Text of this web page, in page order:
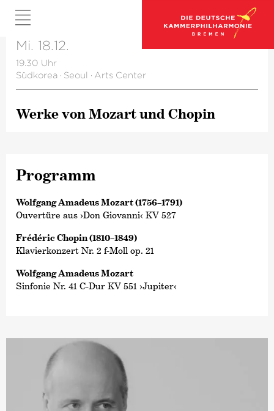
Mi. 18.12.
19.30 Uhr
Südkorea · Seoul · Arts Center
Werke von Mozart und Chopin
Programm
Wolfgang Amadeus Mozart (1756–1791)
Ouvertüre aus ›Don Giovanni‹ KV 527
Frédéric Chopin (1810–1849)
Klavierkonzert Nr. 2 f-Moll op. 21
Wolfgang Amadeus Mozart
Sinfonie Nr. 41 C-Dur KV 551 ›Jupiter‹